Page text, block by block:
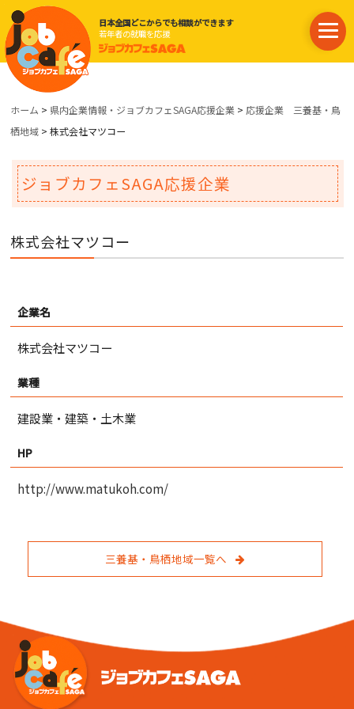
日本全国どこからでも相談ができます
若年者の就職を応援
ホーム > 県内企業情報・ジョブカフェSAGA応援企業 > 応援企業 三養基・鳥
栖地域 > 株式会社マツコー
ジョブカフェSAGA応援企業
株式会社マツコー
企業名
株式会社マツコー
業種
建設業・建築・土木業
HP
http://www.matukoh.com/
三養基・鳥栖地域一覧へ